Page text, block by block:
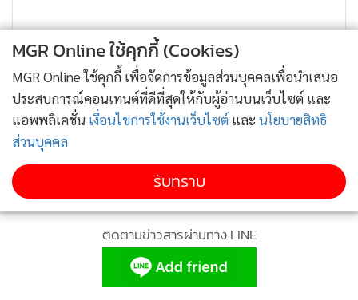
ติดตามข่าวสารผ่านทาง LINE
MGR Online ใช้คุกกี้ (Cookies)
MGR Online ใช้คุกกี้ เพื่อจัดการข้อมูลส่วนบุคคลเพื่อนำเสนอ
ประสบการณ์คอนเทนต์ที่ดีที่สุดให้กับผู้อ่านบนเว็บไซต์ และ
แอพพลิเคชั่น เงื่อนไขการใช้งานเว็บไซต์ และ นโยบายสิทธิ
ส่วนบุคคล
รับทราบ